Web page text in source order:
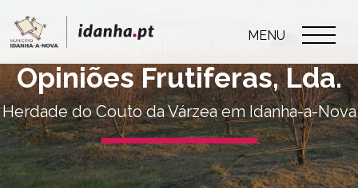
MENU
Opiniões Frutiferas, Lda.
Herdade do Couto da Várzea em Idanha-a-Nova